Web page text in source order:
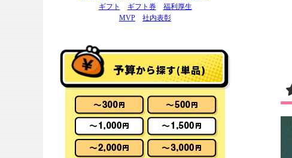
ギフト
ギフト券
福利厚生
MVP
社内表彰
予算から探す(単品)